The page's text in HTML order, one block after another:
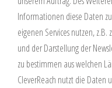
Informationen diese Daten
eigenen Services nutzen,
und der Darstellung der
zu bestimmen aus welchen
CleverReach nutzt die